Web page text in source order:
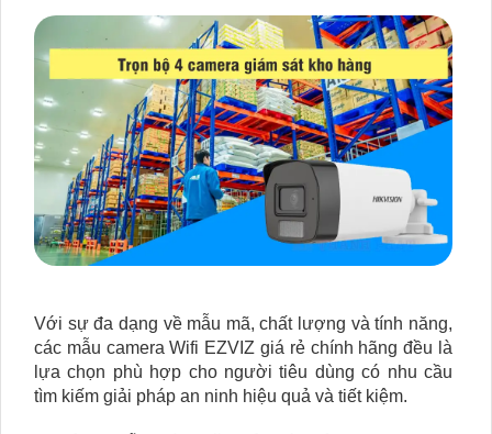
Với sự đa dạng về mẫu mã, chất lượng và tính năng,
các mẫu camera Wifi EZVIZ giá rẻ chính hãng đều là
lựa chọn phù hợp cho người tiêu dùng có nhu cầu
tìm kiếm giải pháp an ninh hiệu quả và tiết kiệm.